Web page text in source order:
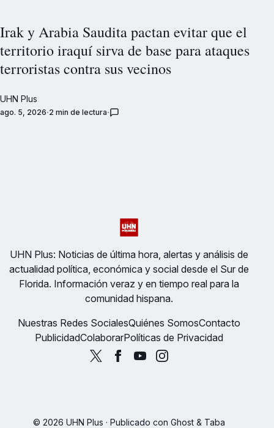
Irak y Arabia Saudita pactan evitar que el
territorio iraquí sirva de base para ataques
terroristas contra sus vecinos
UHN Plus
ago. 5, 2026 2 min de lectura
UHN Plus: Noticias de última hora, alertas y análisis de
actualidad política, económica y social desde el Sur de
Florida. Información veraz y en tiempo real para la
comunidad hispana.
Nuestras Redes SocialesQuiénes SomosContacto
PublicidadColaborarPolíticas de Privacidad
© 2026 UHN Plus · Publicado con Ghost& Taba